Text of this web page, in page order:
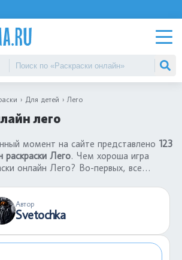
Для детей Лего
лего
момент на сайте представлено 123
раскраски Лего. Чем хороша игра
онлайн Лего? Во-первых, все
чтобы раскрасить раскраску не нужны
краски, фломастеры. В-третьих, играть
онлайн Лего можно даже на
в любом месте: в поезде или
Автор
Svetochka